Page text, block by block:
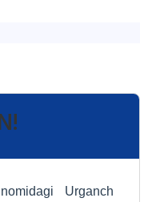
Urganch